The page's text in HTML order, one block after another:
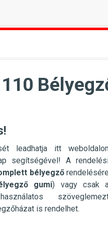
leadhatja itt
segítségével! A
bélyegzőrendelésére
gumi) vagy csak
is rendelhet.